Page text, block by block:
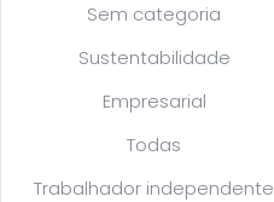
Sem categoria
Sustentabilidade
Empresarial
Todas
Trabalhador independente